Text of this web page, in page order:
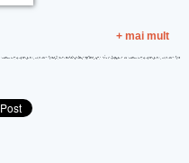
+ mai mult